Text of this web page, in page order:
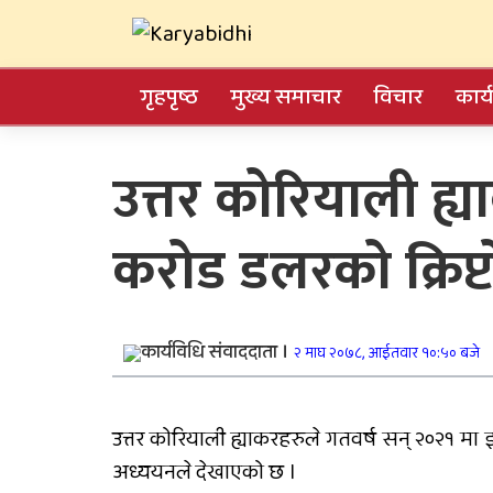
Online News Portal
गृहपृष्ठ
मुख्य समाचार विचार
काठमाडौं उपत्यकाबाट
बाहिरिने लामो दूरीका
सवारीसाधन बसपार्कमै रोकिए
शल्यक्रिया सफल
कर्णालीमा विपद् प्रतिकार्य
योजना लागू
उत्तर कोरियाली
करोड डलरको
कार्यविधि संवाददाता । २ माघ २०७८, आईतवार १०:५० बजे
उत्तर कोरियाली ह्याकरहरुले गतवर्ष सन् २०२१ मा
अध्ययनले देखाएको छ ।